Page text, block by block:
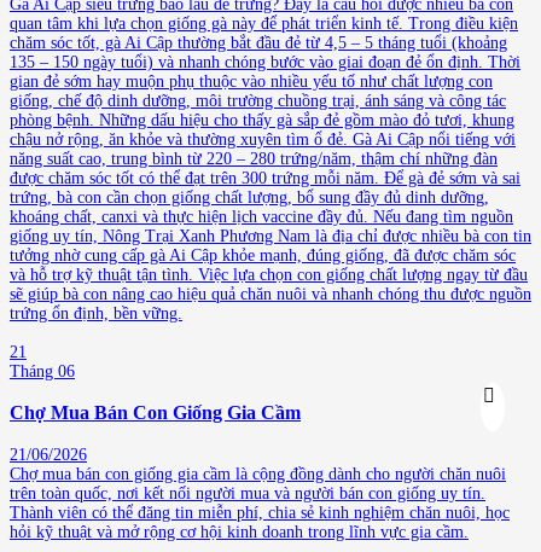
Gà Ai Cập siêu trứng bao lâu đẻ trứng? Đây là câu hỏi được nhiều bà con
quan tâm khi lựa chọn giống gà này để phát triển kinh tế. Trong điều kiện
chăm sóc tốt, gà Ai Cập thường bắt đầu đẻ từ 4,5 – 5 tháng tuổi (khoảng
135 – 150 ngày tuổi) và nhanh chóng bước vào giai đoạn đẻ ổn định. Thời
gian đẻ sớm hay muộn phụ thuộc vào nhiều yếu tố như chất lượng con
giống, chế độ dinh dưỡng, môi trường chuồng trại, ánh sáng và công tác
phòng bệnh. Những dấu hiệu cho thấy gà sắp đẻ gồm mào đỏ tươi, khung
chậu nở rộng, ăn khỏe và thường xuyên tìm ổ đẻ. Gà Ai Cập nổi tiếng với
năng suất cao, trung bình từ 220 – 280 trứng/năm, thậm chí những đàn
được chăm sóc tốt có thể đạt trên 300 trứng mỗi năm. Để gà đẻ sớm và sai
trứng, bà con cần chọn giống chất lượng, bổ sung đầy đủ dinh dưỡng,
khoáng chất, canxi và thực hiện lịch vaccine đầy đủ. Nếu đang tìm nguồn
giống uy tín, Nông Trại Xanh Phương Nam là địa chỉ được nhiều bà con tin
tưởng nhờ cung cấp gà Ai Cập khỏe mạnh, đúng giống, đã được chăm sóc
và hỗ trợ kỹ thuật tận tình. Việc lựa chọn con giống chất lượng ngay từ đầu
sẽ giúp bà con nâng cao hiệu quả chăn nuôi và nhanh chóng thu được nguồn
trứng ổn định, bền vững.
21
Tháng 06
Chợ Mua Bán Con Giống Gia Cầm
21/06/2026
Chợ mua bán con giống gia cầm là cộng đồng dành cho người chăn nuôi
trên toàn quốc, nơi kết nối người mua và người bán con giống uy tín.
Thành viên có thể đăng tin miễn phí, chia sẻ kinh nghiệm chăn nuôi, học
hỏi kỹ thuật và mở rộng cơ hội kinh doanh trong lĩnh vực gia cầm.